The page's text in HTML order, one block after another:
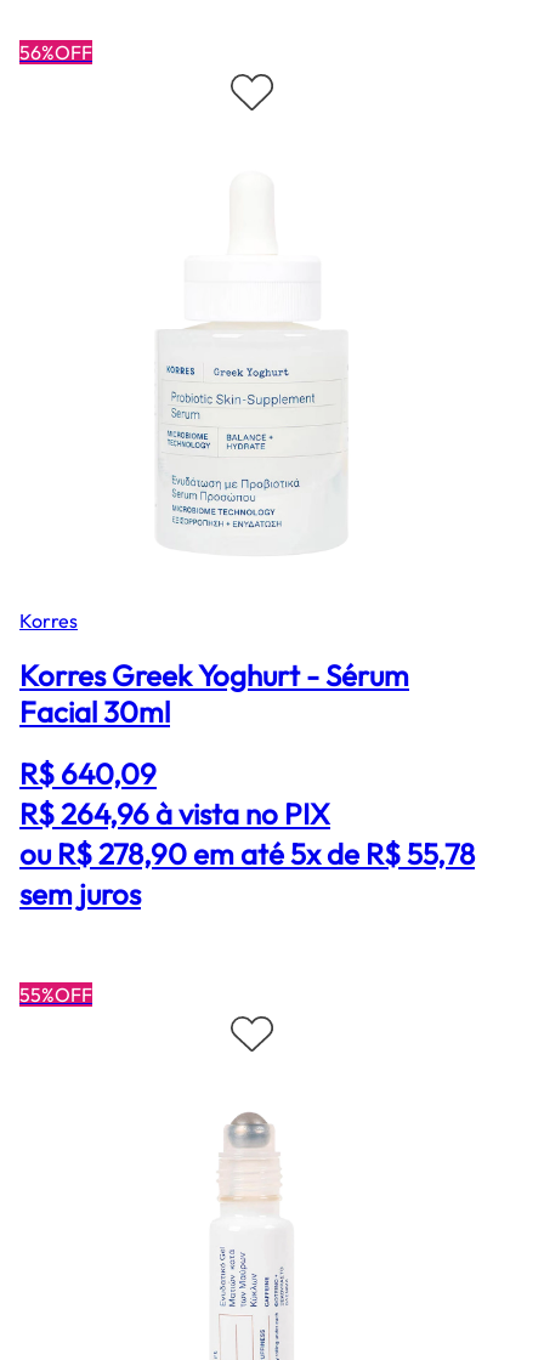
56%OFF
Korres
Korres Greek Yoghurt - Sérum
Facial 30ml
R$ 640,09
R$ 264,96à vista no PIX
ou R$ 278,90 em até 5x de R$ 55,78
sem juros
55%OFF